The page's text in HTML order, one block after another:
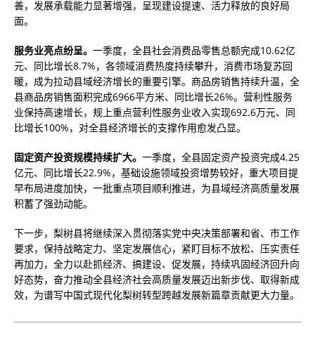
善，发展承载能力显著增强，呈现建设提速、活力释放的良好局
面。
服务业亮点纷呈。 一季度，全县社会消费品零售总额完成10.62亿
元、同比增长8.7%，各领域消费热度持续攀升，消费市场复苏回
暖，成为拉动县域经济增长的重要引擎。商品房销售持续升温，全
县商品房销售面积完成6966平方米、同比增长26%。营利性服务
业保持高速增长，规上重点营利性服务业收入实现692.6万元、同
比增长100%，对全县经济增长的支撑作用愈发凸显。
固定资产投资规模持续扩大。 一季度，全县固定资产投资完成4.25
亿元、同比增长22.9%，基础设施领域投资增势较好，重大项目提
早布局进度加快，一批重点项目顺利推进，为县域经济高质量发展
积蓄了强劲动能。
下一步，梨树县将继续深入贯彻落实党中央决策部署和省、市工作
要求，保持战略定力、坚定发展信心，紧盯目标不放松、压实责任
再加力，全力以赴抓经济、搞建设、促发展，持续巩固经济回升向
好态势，奋力推动全县经济社会高质量发展迈出新步伐、取得新成
效，为谱写中国式现代化梨树转型跨越发展新篇章贡献更大力量。